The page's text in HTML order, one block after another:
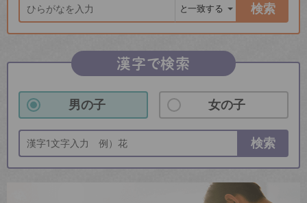
検索
漢字で検索
男の子 女の子
検索